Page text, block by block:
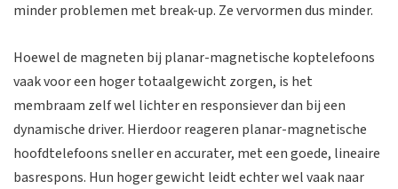
minder problemen met break-up. Ze vervormen dus minder.
Hoewel de magneten bij planar-magnetische koptelefoons
vaak voor een hoger totaalgewicht zorgen, is het
membraam zelf wel lichter en responsiever dan bij een
dynamische driver. Hierdoor reageren planar-magnetische
hoofdtelefoons sneller en accurater, met een goede, lineaire
basrespons. Hun hoger gewicht leidt echter wel vaak naar